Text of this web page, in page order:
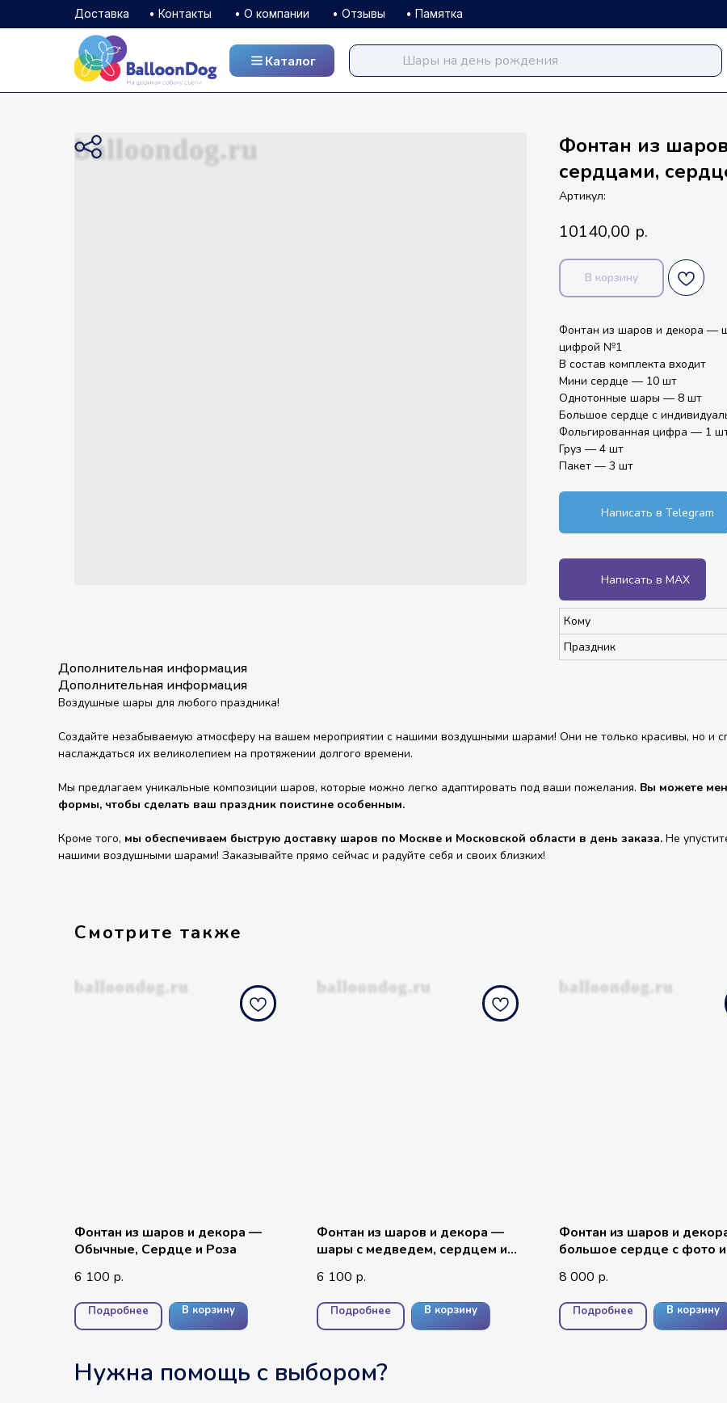
• Памятка
• Отзывы
• О компании
• Контакты
Доставка
Каталог
Каталог
balloondog.ru balloondog.ruФонтан из
сердцами,
Артикул:
10140,00 р.
В корзину
Фонтан из шаров и декора —
цифрой №1
В состав комплекта входит
Мини сердце — 10 шт
Однотонные шары — 8 шт
Большое сердце с
Фольгированная цифра — 1
Груз — 4 шт
Пакет — 3 шт
Написать в Telegram
Написать в MAX
Кому
Праздник
Дополнительная информация
Дополнительная информация
Воздушные шары для любого праздника!
Создайте незабываемую атмосферу на вашем мероприятии с нашими воздушными шарами! Они не только красивы, но и
наслаждаться их великолепием на протяжении долгого времени.
Мы предлагаем уникальные композиции шаров, которые можно легко адаптировать под ваши пожелания. Вы можете
формы, чтобы сделать ваш праздник поистине особенным.
Кроме того, мы обеспечиваем быструю доставку шаров по Москве и Московской области в день заказа. Не
нашими воздушными шарами! Заказывайте прямо сейчас и радуйте себя и своих близких!
Смотрите также
balloondog.ru
Фонтан из шаров и декора —
Обычные, Сердце и Роза
6 100 р.
Подробнее В корзину
balloondog.ru
Фонтан из шаров и декора —
шары с медведем, сердцем и
6 100 р.
Подробнее В корзину
balloondog.ru
Фонтан из шаров и
большое сердце с фото
8 000 р.
Подробнее В корзину
Нужна помощь с выбором?